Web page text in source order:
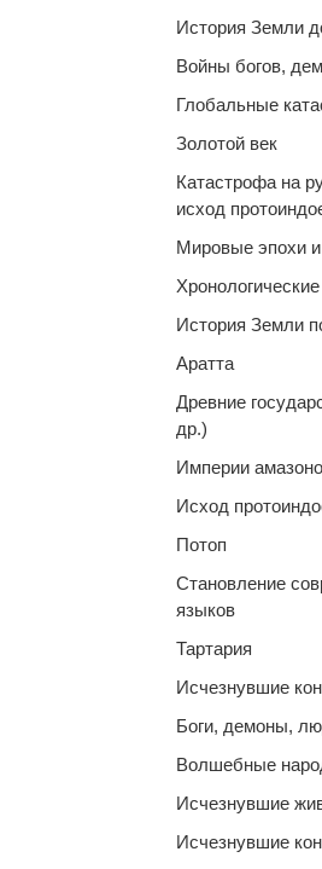
История Земли
Войны богов,
Глобальные
Золотой век
Катастрофа на
исход
Мировые эпохи
История Земли
Аратта
Древние
др.)
Империи
Исход
Потоп
Становление
языков
Тартария
Исчезнувшие
Боги, демоны,
Волшебные
Исчезнувшие
Исчезнувшие